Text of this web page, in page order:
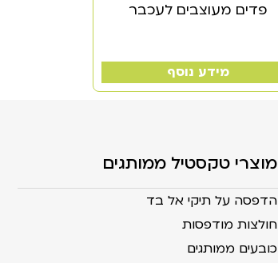
פדים מעוצבים לעכבר
מידע נוסף
מוצרי טקסטיל ממותגים
הדפסה על תיקי אל בד
חולצות מודפסות
כובעים ממותגים